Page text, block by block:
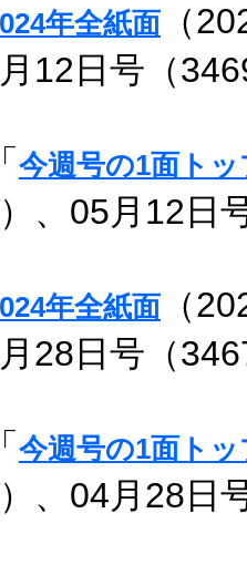
年全紙面
（
月12日号（
今週号の1面トッ
、05月12日
年全紙面
（
月28日号（
今週号の1面トッ
、04月28日